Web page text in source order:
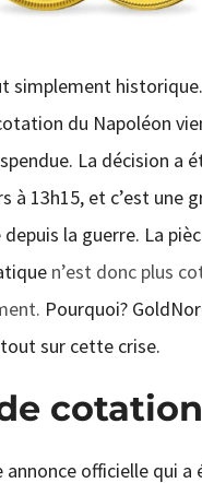
simplement
du Napoléon
La décision a
à 13h15, et c’est une
la guerre. La
n’est donc plus
Pourquoi?
sur cette crise.
cotation
annonce officielle qui a